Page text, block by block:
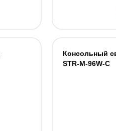
Консольный
STR-M-96W-C